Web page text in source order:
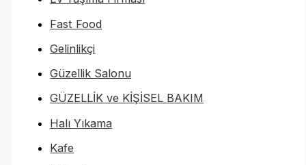
Fast Food
Gelinlikçi
Güzellik Salonu
GÜZELLİK ve KİŞİSEL BAKIM
Halı Yıkama
Kafe